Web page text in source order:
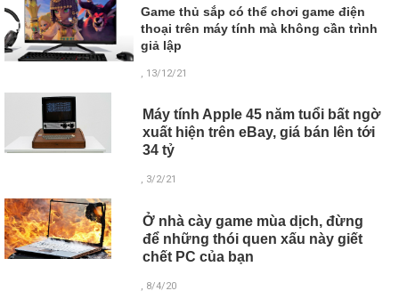
Game thủ sắp có thể chơi game điện
thoại trên máy tính mà không cần trình
giả lập
, 13/12/21
Máy tính Apple 45 năm tuổi bất ngờ
xuất hiện trên eBay, giá bán lên tới
34 tỷ
, 3/2/21
Ở nhà cày game mùa dịch, đừng
để những thói quen xấu này giết
chết PC của bạn
, 8/4/20